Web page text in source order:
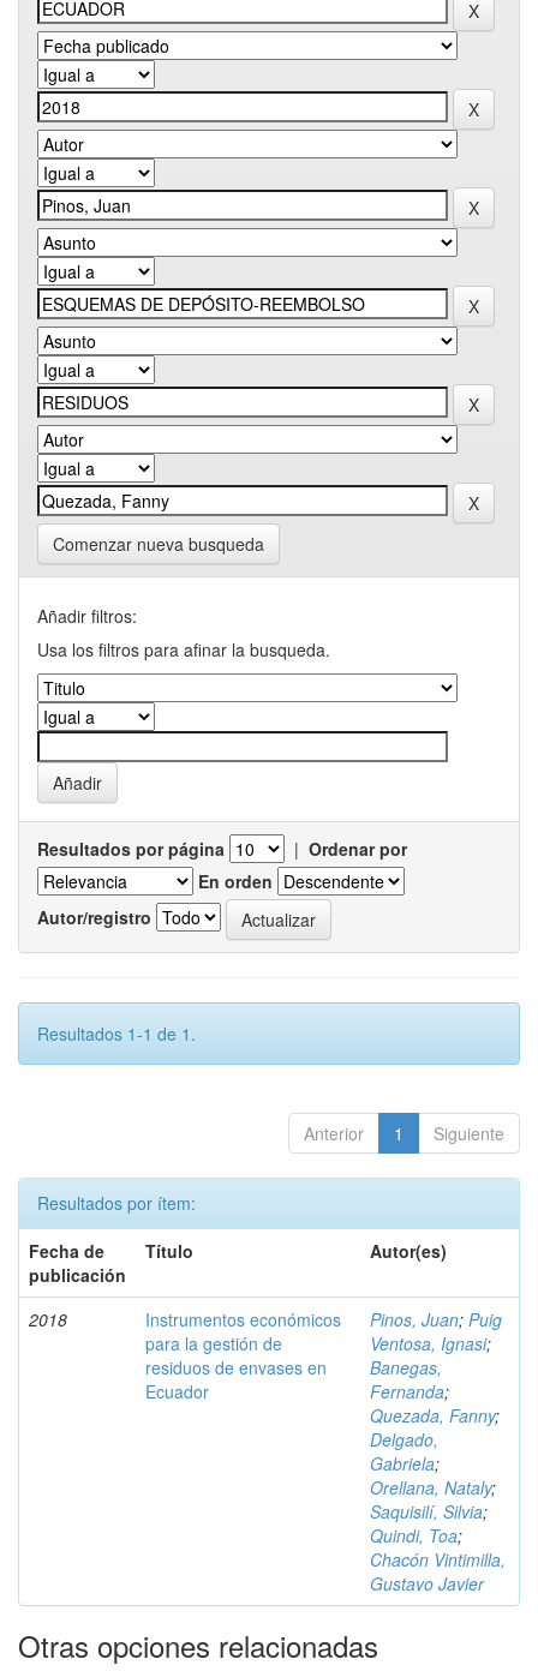
Comenzar nueva busqueda
Añadir filtros:
Usa los filtros para afinar la busqueda.
Resultados por página | Ordenar por
En orden
Autor/registro
Resultados 1-1 de 1.
Anterior 1 Siguiente
Resultados por ítem:
Fecha de
publicación
Título Autor(es)
2018
Instrumentos económicos
para la gestión de
residuos de envases en
Ecuador
Pinos, Juan; Puig
Ventosa, Ignasi;
Banegas,
Fernanda;
Quezada, Fanny;
Delgado,
Gabriela;
Orellana, Nataly;
Saquisilí, Silvia;
Quindi, Toa;
Chacón Vintimilla,
Gustavo Javier
Otras opciones relacionadas